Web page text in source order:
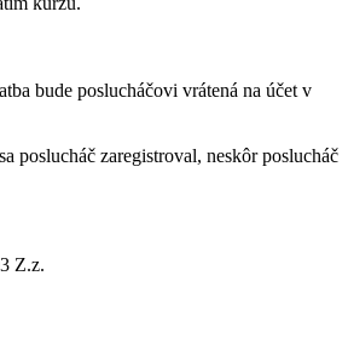
bude poslucháčovi vrátená na účet v
poslucháč zaregistroval, neskôr poslucháč
Z.z.